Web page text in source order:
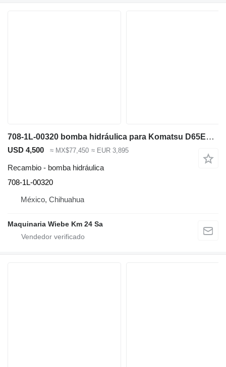
708-1L-00320 bomba hidráulica para Komatsu D65EX-15 bulldozer
USD 4,500 ≈ MX$77,450 ≈ EUR 3,895
Recambio - bomba hidráulica
708-1L-00320
México, Chihuahua
Maquinaria Wiebe Km 24 Sa